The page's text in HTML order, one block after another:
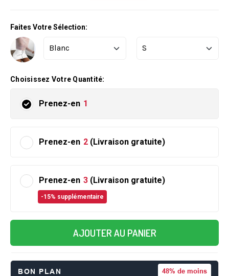
Faites Votre Sélection:
Choisissez Votre Quantité:
Prenez-en 1
Prenez-en 2 (Livraison gratuite)
Prenez-en 3 (Livraison gratuite)
-15% supplémentaire
AJOUTER AU PANIER
BON PLAN 48% de moins